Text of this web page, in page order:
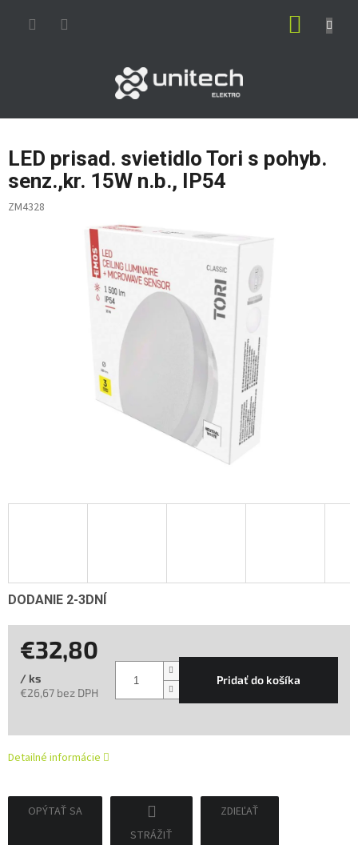
LED prisad. svietidlo Tori s pohyb.
senz.,kr. 15W n.b., IP54
ZM4328
DODANIE 2-3DNÍ
€32,80
/ ks
€26,67 bez DPH
Pridať do košíka
Detailné informácie
OPÝTAŤ SA
STRÁŽIŤ
ZDIEĽAŤ